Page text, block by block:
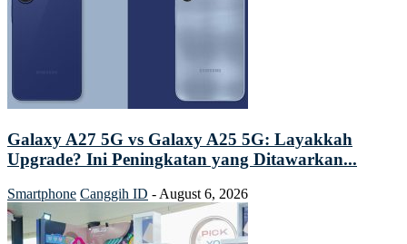
Galaxy A27 5G vs Galaxy A25 5G: Layakkah
Upgrade? Ini Peningkatan yang Ditawarkan...
Smartphone Canggih ID - August 6, 2026